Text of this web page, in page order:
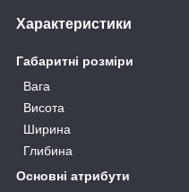
Характеристики
Габаритні розміри
Вага
Висота
Ширина
Глибина
Основні атрибути